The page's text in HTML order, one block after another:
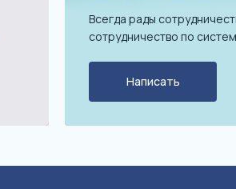
Всегда рады
сотрудничество по
Написать